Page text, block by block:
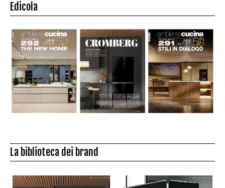
Edicola
La biblioteca dei brand